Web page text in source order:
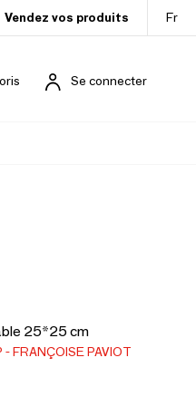
Vendez vos produits Fr
Se connecter
25*25 cm
FRANÇOISE PAVIOT